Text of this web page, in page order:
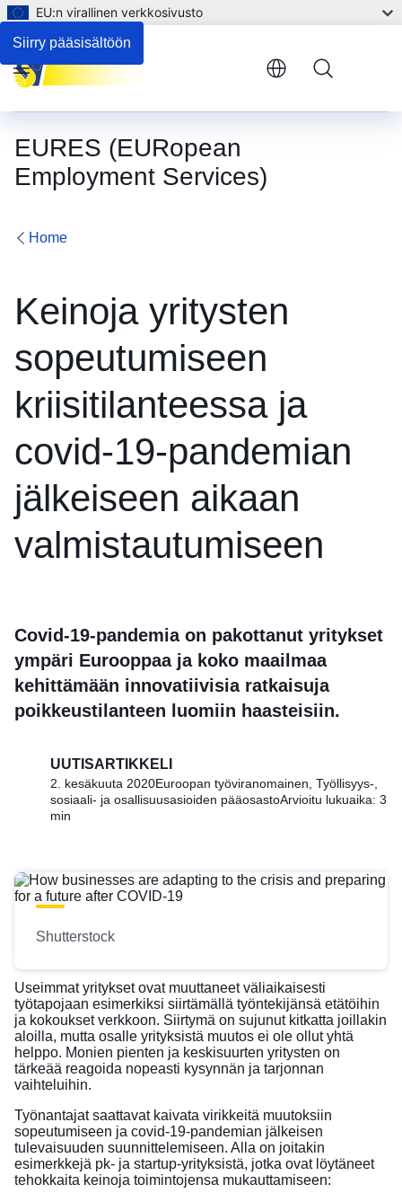
Siirry pääsisältöön
EU:n virallinen verkkosivusto
EURES (EURopean
Employment Services)
Menu
Home
Keinoja yritysten
sopeutumiseen
kriisitilanteessa ja
covid-19-pandemian
jälkeiseen aikaan
valmistautumiseen
Covid-19-pandemia on pakottanut yritykset
ympäri Eurooppaa ja koko maailmaa
kehittämään innovatiivisia ratkaisuja
poikkeustilanteen luomiin haasteisiin.
UUTISARTIKKELI
2. kesäkuuta 2020Euroopan työviranomainen, Työllisyys-,
sosiaali- ja osallisuusasioiden pääosastoArvioitu lukuaika: 3
min
Shutterstock
Useimmat yritykset ovat muuttaneet väliaikaisesti
työtapojaan esimerkiksi siirtämällä työntekijänsä etätöihin
ja kokoukset verkkoon. Siirtymä on sujunut kitkatta joillakin
aloilla, mutta osalle yrityksistä muutos ei ole ollut yhtä
helppo. Monien pienten ja keskisuurten yritysten on
tärkeää reagoida nopeasti kysynnän ja tarjonnan
vaihteluihin.
Työnantajat saattavat kaivata virikkeitä muutoksiin
sopeutumiseen ja covid-19-pandemian jälkeisen
tulevaisuuden suunnittelemiseen. Alla on joitakin
esimerkkejä pk- ja startup-yrityksistä, jotka ovat löytäneet
tehokkaita keinoja toimintojensa mukauttamiseen: